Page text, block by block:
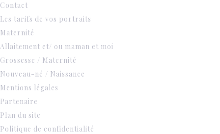
Contact
Les tarifs de vos portraits
Maternité
Allaitement et/ ou maman et moi
Grossesse / Maternité
Nouveau-né / Naissance
Mentions légales
Partenaire
Plan du site
Politique de confidentialité